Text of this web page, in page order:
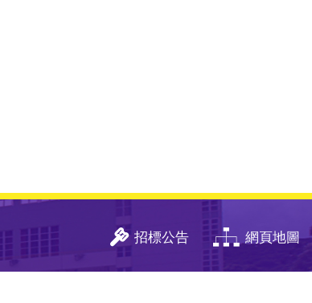
招標公告 網頁地圖